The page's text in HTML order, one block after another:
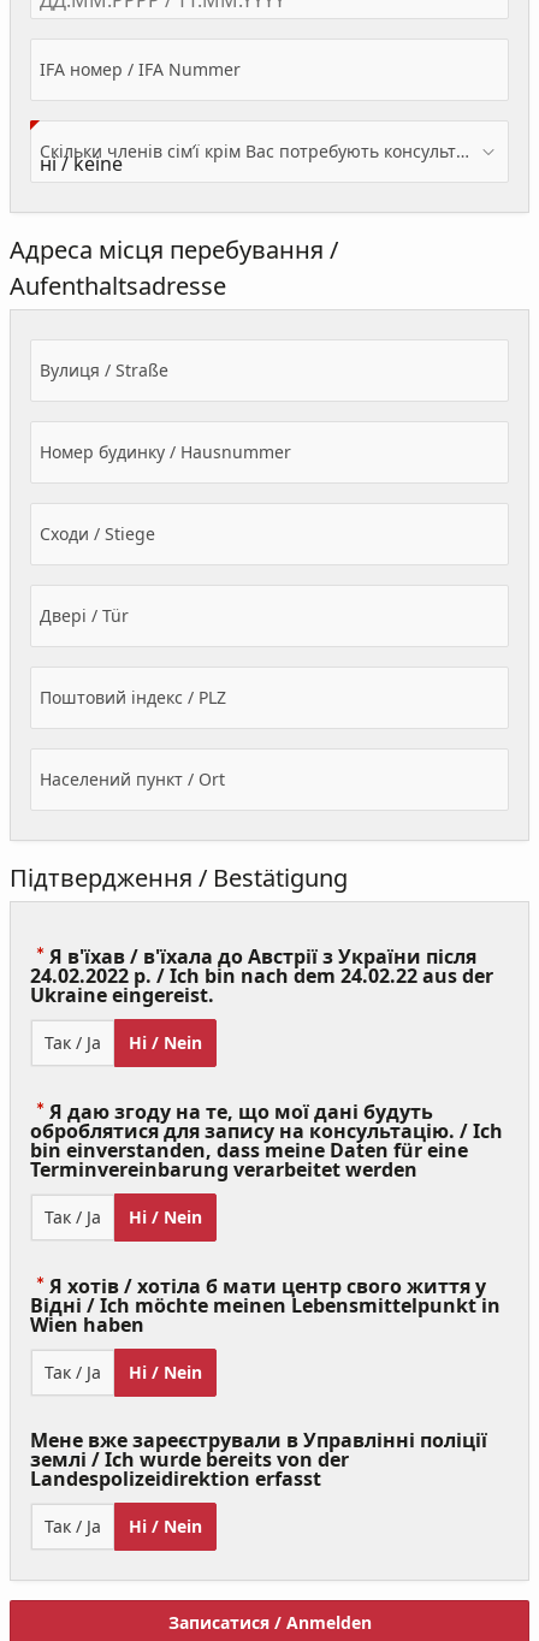
IFA номер / IFA Nummer
Скільки членів сім’ї крім Вас потребують консультації? / Wieviele Familienmitglieder brauchen Beratung - zusätzlich zu Ihnen?
Адреса місця перебування /
Aufenthaltsadresse
Вулиця / Straße
Номер будинку / Hausnummer
Сходи / Stiege
Двері / Tür
Поштовий індекс / PLZ
Населений пункт / Ort
Підтвердження / Bestätigung
Я в'їхав / в'їхала до Австрії з України після
24.02.2022 р. / Ich bin nach dem 24.02.22 aus der
Ukraine eingereist.
Required)
Так / Ja Ні / Nein
Я даю згоду на те, що мої дані будуть
оброблятися для запису на консультацію. / Ich
bin einverstanden, dass meine Daten für eine
Terminvereinbarung verarbeitet werden
Так / Ja Ні / Nein
Я хотів / хотіла б мати центр свого життя у
Відні / Ich möchte meinen Lebensmittelpunkt in
Wien haben
Required)
Так / Ja Ні / Nein
Мене вже зареєстрували в Управлінні поліції
землі / Ich wurde bereits von der
Landespolizeidirektion erfasst
Так / Ja Ні / Nein
Записатися / Anmelden